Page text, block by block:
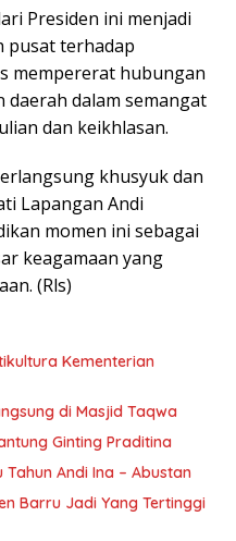
Presiden ini menjadi
pusat terhadap
mempererat hubungan
dalam semangat
dan keikhlasan.
khusyuk dan
Lapangan Andi
momen ini sebagai
keagamaan yang
(Rls)
Kementerian
di Masjid Taqwa
Ginting Praditina
Andi Ina – Abustan
Barru Jadi Yang Tertinggi